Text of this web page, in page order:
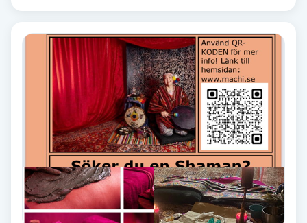
Klippning & Slingor
Klippning ungdom
Koppningsmassage
Kosmetisk tatuering
Kostrådgivning